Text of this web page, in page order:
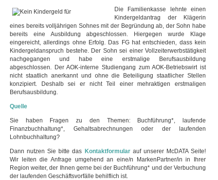
Die Familienkasse lehnte einen
Kindergeldantrag der Klägerin
eines bereits volljährigen Sohnes mit der Begründung ab, der Sohn habe
bereits eine Ausbildung abgeschlossen. Hiergegen wurde Klage
eingereicht, allerdings ohne Erfolg. Das FG hat entschieden, dass kein
Kindergeldanspruch bestehe. Der Sohn sei einer Vollzeiterwerbstätigkeit
nachgegangen und habe eine erstmalige Berufsausbildung
abgeschlossen. Der AOK-interne Studiengang zum AOK-Betriebswirt ist
nicht staatlich anerkannt und ohne die Beteiligung staatlicher Stellen
konzipiert. Deshalb sei er nicht Teil einer mehraktigen erstmaligen
Berufsausbildung.
Quelle
Sie haben Fragen zu den Themen: Buchführung*, laufende
Finanzbuchhaltung*, Gehaltsabrechnungen oder der laufenden
Lohnbuchhaltung?
Dann nutzen Sie bitte das Kontaktformularauf unserer McDATA Seite!
Wir leiten die Anfrage umgehend an eine/n MarkenPartner/in in Ihrer
Region weiter, der Ihnen gerne bei der Buchführung* und der Verbuchung
der laufenden Geschäftsvorfälle behilflich ist.